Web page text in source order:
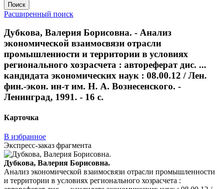
Поиск
Расширенный поиск
Дубкова, Валерия Борисовна. - Анализ
экономической взаимосвязи отрасли
промышленности и территории в условиях
регионального хозрасчета : автореферат дис. ...
кандидата экономических наук : 08.00.12 / Лен.
фин.-экон. ин-т им. Н. А. Вознесенского. -
Ленинград, 1991. - 16 с.
Карточка
В избранное
Экспресс-заказ фрагмента
Дубкова, Валерия Борисовна.
Анализ экономической взаимосвязи отрасли промышленности
и территории в условиях регионального хозрасчета :